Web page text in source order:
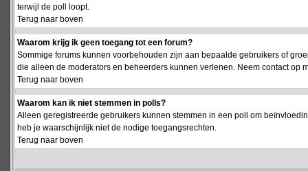
terwijl de poll loopt.
Terug naar boven
Waarom krijg ik geen toegang tot een forum?
Sommige forums kunnen voorbehouden zijn aan bepaalde gebruikers of
die alleen de moderators en beheerders kunnen verlenen. Neem contact op
Terug naar boven
Waarom kan ik niet stemmen in polls?
Alleen geregistreerde gebruikers kunnen stemmen in een poll om
heb je waarschijnlijk niet de nodige toegangsrechten.
Terug naar boven